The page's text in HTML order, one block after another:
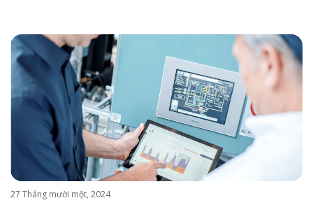
27 Tháng mười một, 2024